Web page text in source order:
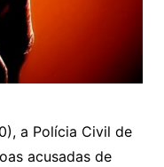
a Polícia Civil de
acusadas de